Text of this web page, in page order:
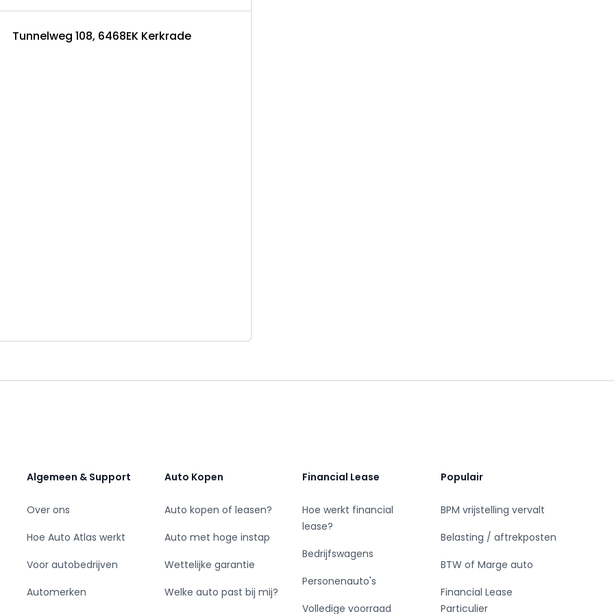
gecontroleerd en voorzien van een
wij je een fijne zomervakantie!
Aan de inhoud van deze advertentie
Tunnelweg 108, 6468EK Kerkrade
Algemeen & Support
Over ons
Hoe Auto Atlas werkt
Voor autobedrijven
Automerken
Auto Kopen
Auto kopen of leasen?
Auto met hoge instap
Wettelijke garantie
Welke auto past bij mij?
Financial Lease
Hoe werkt financial
lease?
Bedrijfswagens
Personenauto's
Volledige voorraad
Populair
BPM vrijstelling vervalt
Belasting / aftrekposten
BTW of Marge auto
Financial Lease
Particulier